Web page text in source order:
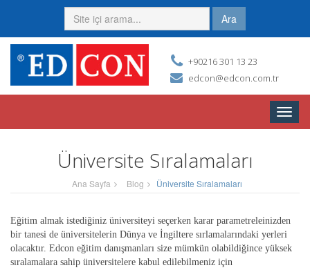
Ara
+90216 301 13 23
edcon@edcon.com.tr
Toggle
Üniversite Sıralamaları
Ana Sayfa Blog Üniversite Sıralamaları
Eğitim almak istediğiniz üniversiteyi seçerken karar parametreleinizden
bir tanesi de üniversitelerin Dünya ve İngiltere sırlamalarındaki yerleri
olacaktır. Edcon eğitim danışmanları size mümkün olabildiğince yüksek
sıralamalara sahip üniversitelere kabul edilebilmeniz için